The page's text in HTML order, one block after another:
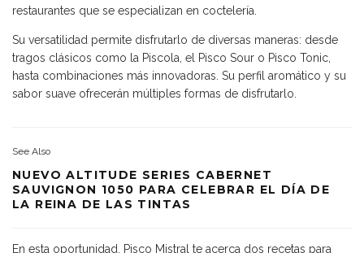
restaurantes que se especializan en coctelería.
Su versatilidad permite disfrutarlo de diversas maneras: desde
tragos clásicos como la Piscola, el Pisco Sour o Pisco Tonic,
hasta combinaciones más innovadoras. Su perfil aromático y su
sabor suave ofrecerán múltiples formas de disfrutarlo.
See Also
NUEVO ALTITUDE SERIES CABERNET
SAUVIGNON 1050 PARA CELEBRAR EL DÍA DE
LA REINA DE LAS TINTAS
En esta oportunidad, Pisco Mistral te acerca dos recetas para